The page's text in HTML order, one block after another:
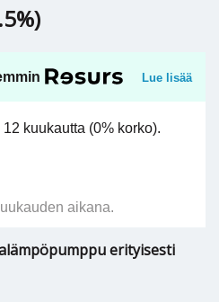
Lue lisää
kuukautta (0% korko).
aikana.
erityisesti